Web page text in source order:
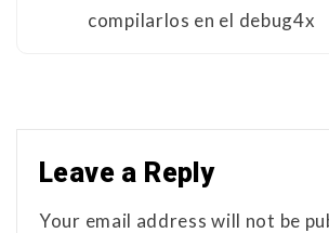
compilarlos en el debug4x
Leave a Reply
Your email address will not be